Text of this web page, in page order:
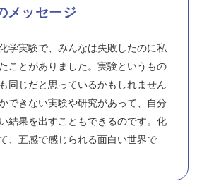
メッセージ
学実験で、みんなは失敗したのに私
ことがありました。実験というもの
同じだと思っているかもしれません
できない実験や研究があって、自分
結果を出すこともできるのです。化
、五感で感じられる面白い世界で